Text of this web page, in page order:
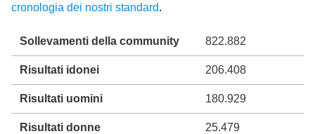
cronologia dei nostri standard.
Sollevamenti della community 822.882
Risultati idonei 206.408
Risultati uomini 180.929
Risultati donne 25.479